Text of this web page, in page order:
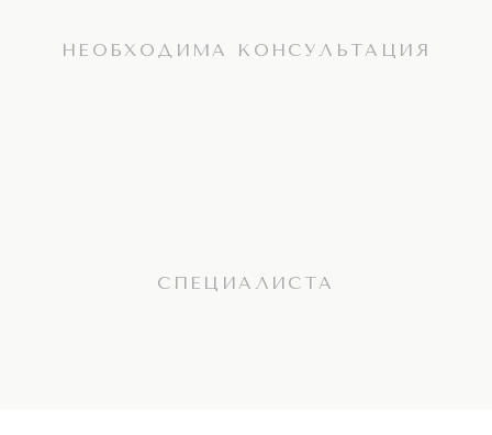
НЕОБХОДИМА КОНСУЛЬТАЦИЯ
СПЕЦИАЛИСТА